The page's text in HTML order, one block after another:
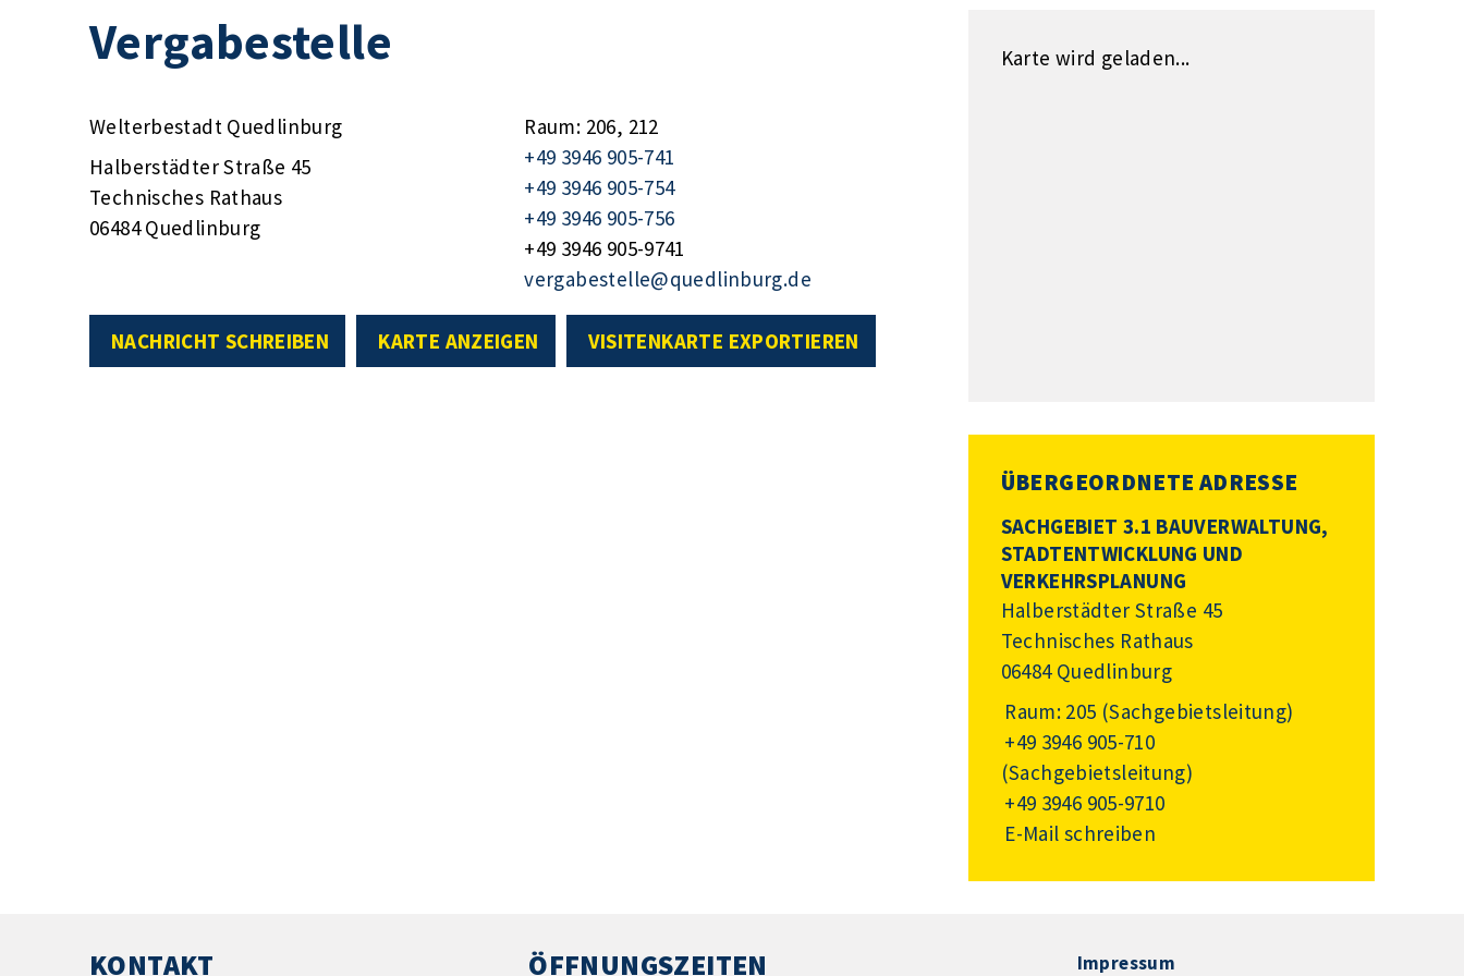
Vergabestelle
Welterbestadt Quedlinburg
Halberstädter Straße 45
Technisches Rathaus
06484 Quedlinburg
Raum: 206, 212
+49 3946 905-741
+49 3946 905-754
+49 3946 905-756
+49 3946 905-9741
vergabestelle@quedlinburg.de
NACHRICHT SCHREIBEN KARTE ANZEIGEN VISITENKARTE EXPORTIEREN
Karte wird geladen...
ÜBERGEORDNETE ADRESSE
SACHGEBIET 3.1 BAUVERWALTUNG,
STADTENTWICKLUNG UND
VERKEHRSPLANUNG
Halberstädter Straße 45
Technisches Rathaus
06484 Quedlinburg
Raum: 205 (Sachgebietsleitung)
+49 3946 905-710
(Sachgebietsleitung)
+49 3946 905-9710
E-Mail schreiben
KONTAKT ÖFFNUNGSZEITEN Impressum